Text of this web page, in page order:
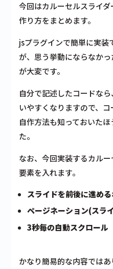
今回はカルーセルスライ
作り方をまとめます。
jsプラグインで簡単に実装
が、思う挙動にならなか
が大変です。
自分で記述したコードな
いやすくなりますので、
自作方法も知っておいた
た。
なお、今回実装するカル
要素を入れます。
スライドを前後に進め
ページネーション(スラ
3秒毎の自動スクロール
かなり簡易的な内容では